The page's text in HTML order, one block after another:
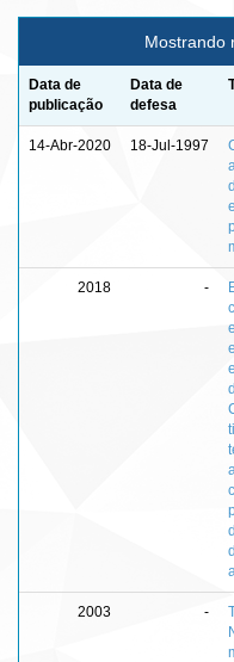
Mostrando
Data de
publicação
Data de
defesa
14-Abr-2020 18-Jul-1997
2018 -
2003 -